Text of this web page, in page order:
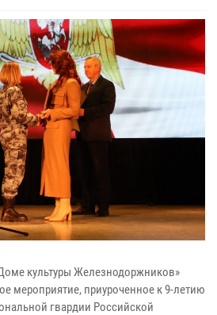
культуры Железнодоржников»
мероприятие, приуроченное к 9-летию
гвардии Российской